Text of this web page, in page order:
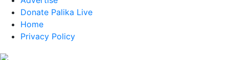
Donate Palika Live
Home
Privacy Policy